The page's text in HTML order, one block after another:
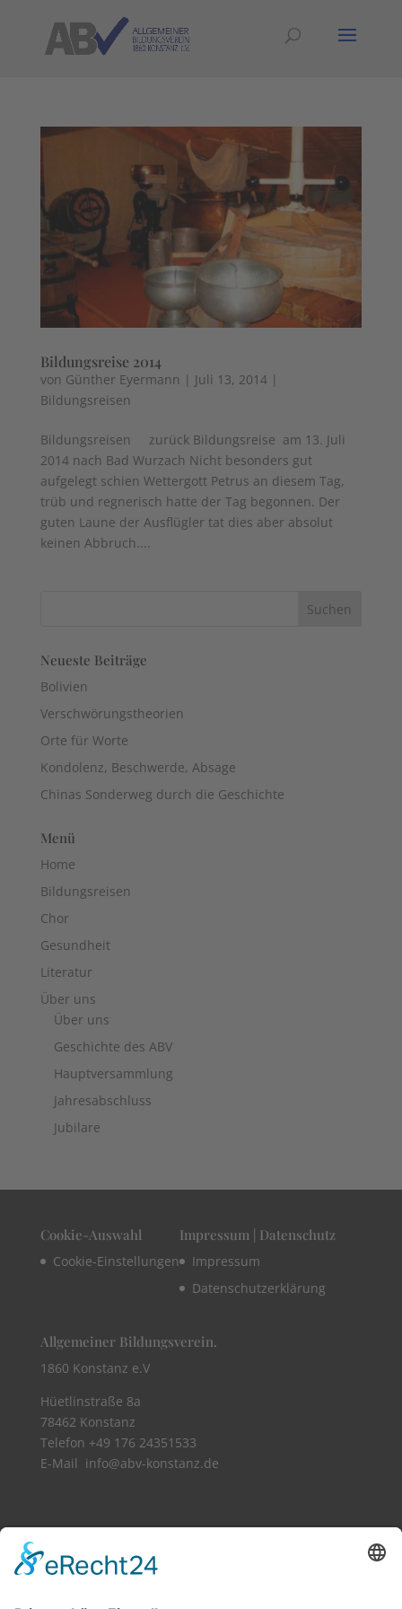
Bildungsreise 2014
von Günther Eyermann | Juli 13, 2014|
Bildungsreisen
Bildungsreisen zurück Bildungsreise am 13. Juli
2014 nach Bad Wurzach Nicht besonders gut
aufgelegt schien Wettergott Petrus an diesem Tag,
trüb und regnerisch hatte der Tag begonnen. Der
guten Laune der Ausflügler tat dies aber absolut
keinen Abbruch....
Neueste Beiträge
Bolivien
Verschwörungstheorien
Orte für Worte
Kondolenz, Beschwerde, Absage
Chinas Sonderweg durch die Geschichte
Menü
Home
Bildungsreisen
Chor
Gesundheit
Literatur
Über uns
Über uns
Geschichte des ABV
Hauptversammlung
Jahresabschluss
Jubilare
Cookie-Auswahl
Cookie-Einstellungen
Impressum | Datenschutz
Impressum
Datenschutzerklärung
Allgemeiner Bildungsverein.
1860 Konstanz e.V
Hüetlinstraße 8a
78462 Konstanz
Telefon +49 176 24351533​
E-Mail info@abv-konstanz.de
Vollbild